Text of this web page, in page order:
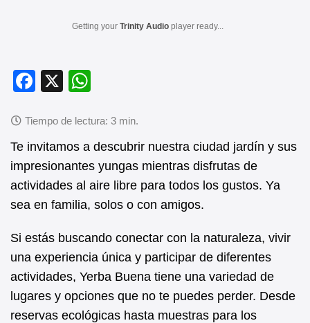
Getting your Trinity Audio player ready...
F
c
e
b
o
o
k
X
at
s
A
p
p
Te invitamos a descubrir nuestra ciudad jardín y sus
impresionantes yungas mientras disfrutas de
actividades al aire libre para todos los gustos. Ya
sea en familia, solos o con amigos.
Si estás buscando conectar con la naturaleza, vivir
una experiencia única y participar de diferentes
actividades, Yerba Buena tiene una variedad de
lugares y opciones que no te puedes perder. Desde
reservas ecológicas hasta muestras para los